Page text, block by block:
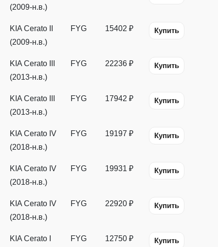
(2009-н.в.)
KIA Cerato II
(2009-н.в.)
FYG 15402 ₽ Купить
KIA Cerato III
(2013-н.в.)
FYG 22236 ₽ Купить
KIA Cerato III
(2013-н.в.)
FYG 17942 ₽ Купить
KIA Cerato IV
(2018-н.в.)
FYG 19197 ₽ Купить
KIA Cerato IV
(2018-н.в.)
FYG 19931 ₽ Купить
KIA Cerato IV
(2018-н.в.)
FYG 22920 ₽ Купить
KIA Cerato I
FYG 12750 ₽ Купить